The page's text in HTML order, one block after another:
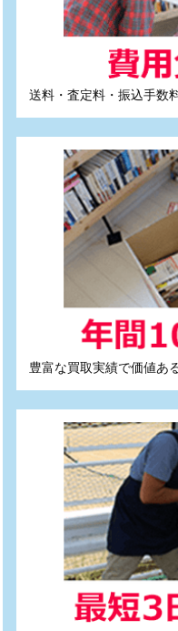
送料・査定料・振込手数
豊富な買取実績で価値あ